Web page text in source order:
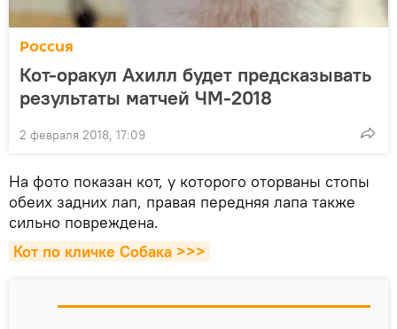
Россия
Кот-оракул Ахилл будет предсказывать
результаты матчей ЧМ-2018
2 февраля 2018, 17:09
На фото показан кот, у которого оторваны стопы
обеих задних лап, правая передняя лапа также
сильно повреждена.
Кот по кличке Собака >>>